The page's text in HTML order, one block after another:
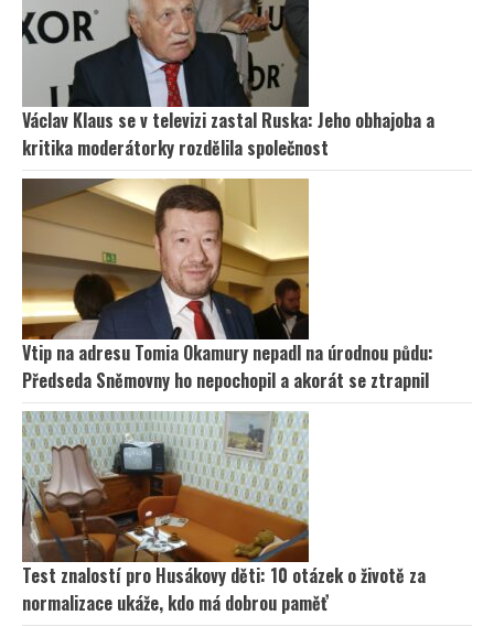
Václav Klaus se v televizi zastal Ruska: Jeho obhajoba a
kritika moderátorky rozdělila společnost
Vtip na adresu Tomia Okamury nepadl na úrodnou půdu:
Předseda Sněmovny ho nepochopil a akorát se ztrapnil
Test znalostí pro Husákovy děti: 10 otázek o životě za
normalizace ukáže, kdo má dobrou paměť